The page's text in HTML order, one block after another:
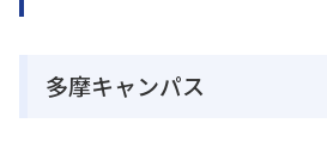
多摩キャンパス